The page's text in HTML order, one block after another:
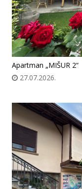
Apartman „MIŠUR 2“
27.07.2026.